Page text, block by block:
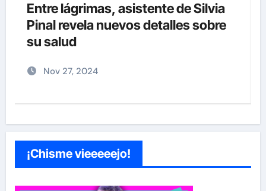
¡EXCLUSIVA! Revelamos la verdad
detrás del divorcio de Carolina
Sandoval y Nick Hernández
Nov 26, 2024
¡Chisme vieeeeejo!